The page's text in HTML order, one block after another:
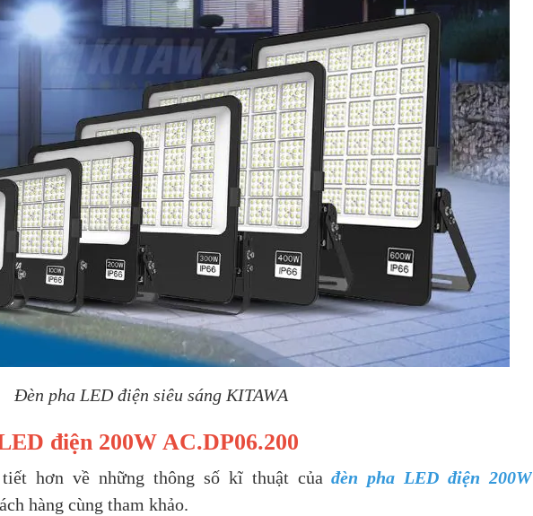
Đèn pha LED điện siêu sáng KITAWA
điện 200W AC.DP06.200
hơn về những thông số kĩ thuật củađèn pha LED điện 200W
hàng cùng tham khảo.